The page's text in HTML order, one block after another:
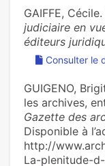
GAIFFE, Cécile.
judiciaire en
éditeurs
Consulter le
GUIGENO,
les archi­ves,
Gazette des
Disponible à
http://
La-plenitude-